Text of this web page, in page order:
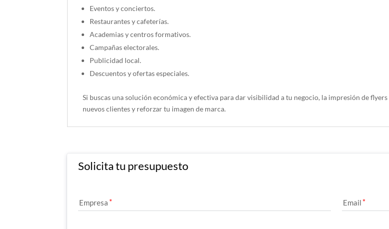
Eventos y conciertos.
Restaurantes y cafeterías.
Academias y centros formativos.
Campañas electorales.
Publicidad local.
Descuentos y ofertas especiales.
Si buscas una solución económica y efectiva para dar visibilidad a tu negocio, la impresión de
nuevos clientes y reforzar tu imagen de marca.
Solicita tu presupuesto
Empresa Email